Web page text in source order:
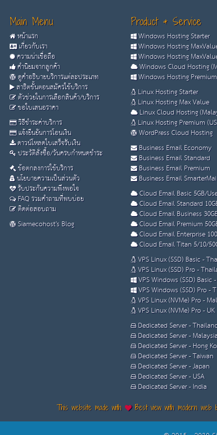
Main Menu
หน้าแรก
เกี่ยวกับเรา
ความน่าเชื่อถือ
คำนิยมจากลูกค้า
ดูคำอธิบายบริการแต่ละประเภท
สาธิตขั้นตอนสมัครใช้บริการ
ตัวช่วยในการเลือกสินค้า/บริการ
ขอใบเสนอราคา
วิธีชำระค่าบริการ
แจ้งยืนยันการโอนเงิน
ดาวน์โหลดใบเสร็จรับเงิน
ประวัติสั่งซื้อ/วันครบกำหนดชำระ
ข้อตกลงการใช้บริการ
นโยบายความเป็นส่วนตัว
รับประกันความพึงพอใจ
FAQ รวมคำถามที่พบบ่อย
ติดต่อสอบถาม
Siamecohost's Blog
Product & Service
Windows Hosting Starter
Windows Hosting
Windows Hosting
Windows Cloud Hosting
Windows Hosting
Linux Hosting Starter
Linux Hosting Max Value
Linux Cloud Hosting
Linux Hosting Premium
WordPress Cloud Hosting
Business Email Economy
Business Email Standard
Business Email Premium
Business Email
Cloud Email Basic 5GB/
Cloud Email Standard
Cloud Email Business
Cloud Email Premium
Cloud Email Enterprise
Cloud Email Titan 5/10/
VPS Linux (SSD) Basic -
VPS Linux (SSD) Pro -
VPS Windows (SSD) Basic
VPS Windows (SSD) Pro -
VPS Linux (NVMe) Pro -
VPS Linux (NVMe) Pro - UK
Dedicated Server -
Dedicated Server -
Dedicated Server - Hong
Dedicated Server - Taiwan
Dedicated Server - Japan
Dedicated Server - USA
Dedicated Server - India
This website made with Best view with modern web